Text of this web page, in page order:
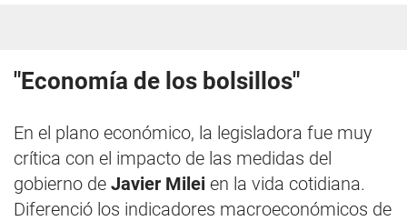
"Economía de los bolsillos"
En el plano económico, la legisladora fue muy
crítica con el impacto de las medidas del
gobierno de Javier Milei en la vida cotidiana.
Diferenció los indicadores macroeconómicos de